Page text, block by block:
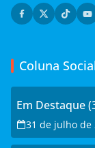
Coluna
Em Destaque
31 de julho de